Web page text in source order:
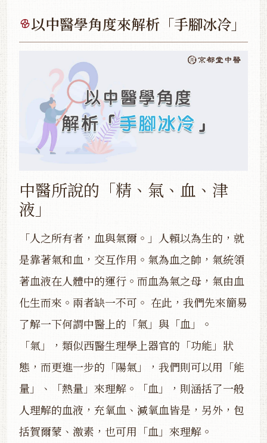
以中醫學角度來解析「手腳冰冷」
中醫所說的「精、氣、血、津
液」
「人之所有者，血與氣爾。」人賴以為生的，就
是靠著氣和血，交互作用。氣為血之帥，氣統領
著血液在人體中的運行。而血為氣之母，氣由血
化生而來。兩者缺一不可。 在此，我們先來簡易
了解一下何謂中醫上的「氣」與「血」。
「氣」，類似西醫生理學上器官的「功能」狀
態，而更進一步的「陽氣」，我們則可以用「能
量」、「熱量」來理解。「血」，則涵括了一般
人理解的血液，充氧血、減氧血皆是，另外，包
括賀爾蒙、激素，也可用「血」來理解。